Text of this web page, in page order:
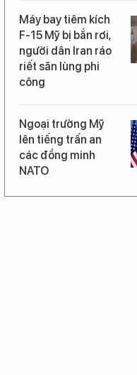
Máy bay tiêm kích
F-15 Mỹ bị bắn rơi,
người dân Iran ráo
riết săn lùng phi
công
Ngoại trưởng Mỹ
lên tiếng trấn an
các đồng minh
NATO